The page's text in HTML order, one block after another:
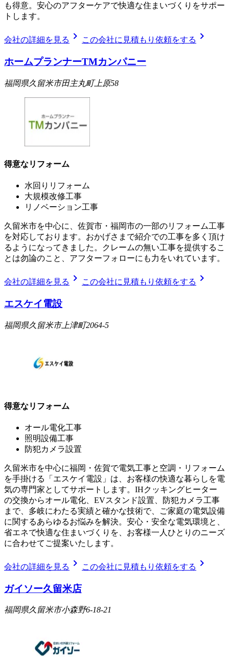
も得意。安心のアフターケアで快適な住まいづくりをサポー
トします。
会社の詳細を見る chevron_right この会社に見積もり依頼をする chevron_right
ホームプランナーTMカンパニー
福岡県久留米市田主丸町上原58
得意なリフォーム
水回りリフォーム
大規模改修工事
リノベーション工事
久留米市を中心に、佐賀市・福岡市の一部のリフォーム工事
を対応しております。おかげさまで紹介での工事を多く頂け
るようになってきました。クレームの無い工事を提供するこ
とは勿論のこと、アフターフォローにも力をいれています。
会社の詳細を見る chevron_right この会社に見積もり依頼をする chevron_right
エスケイ電設
福岡県久留米市上津町2064-5
得意なリフォーム
オール電化工事
照明設備工事
防犯カメラ設置
久留米市を中心に福岡・佐賀で電気工事と空調・リフォーム
を手掛ける「エスケイ電設」は、お客様の快適な暮らしを電
気の専門家としてサポートします。IHクッキングヒーター
の交換からオール電化、EVスタンド設置、防犯カメラ工事
まで、多岐にわたる実績と確かな技術で、ご家庭の電気設備
に関するあらゆるお悩みを解決。安心・安全な電気環境と、
省エネで快適な住まいづくりを、お客様一人ひとりのニーズ
に合わせてご提案いたします。
会社の詳細を見る chevron_right この会社に見積もり依頼をする chevron_right
ガイソー久留米店
福岡県久留米市小森野6-18-21